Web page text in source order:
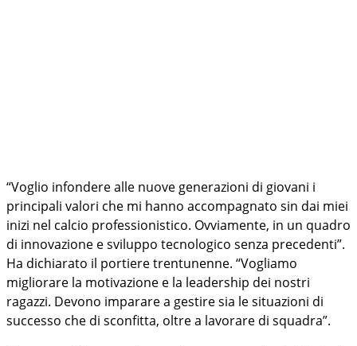
“Voglio infondere alle nuove generazioni di giovani i
principali valori che mi hanno accompagnato sin dai miei
inizi nel calcio professionistico. Ovviamente, in un quadro
di innovazione e sviluppo tecnologico senza precedenti”.
Ha dichiarato il portiere trentunenne. “Vogliamo
migliorare la motivazione e la leadership dei nostri
ragazzi. Devono imparare a gestire sia le situazioni di
successo che di sconfitta, oltre a lavorare di squadra”.